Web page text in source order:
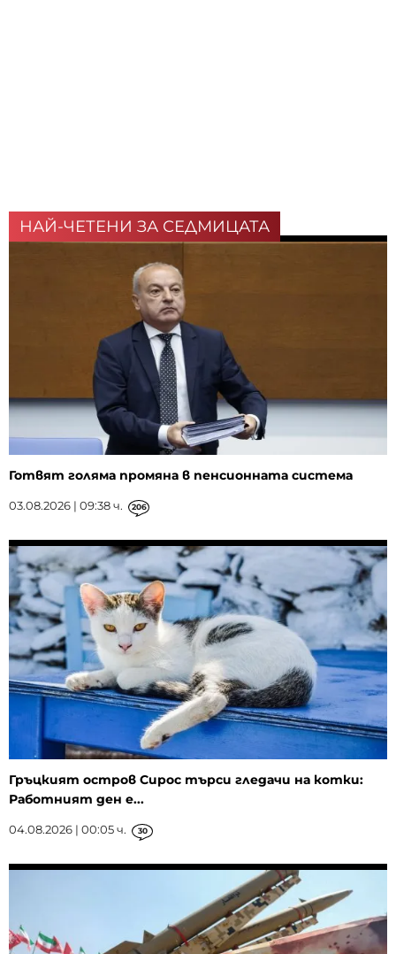
НАЙ-ЧЕТЕНИ ЗА СЕДМИЦАТА
Готвят голяма промяна в пенсионната система
03.08.2026 | 09:38 ч. 206
Гръцкият остров Сирос търси гледачи на котки:
Работният ден е...
04.08.2026 | 00:05 ч. 30